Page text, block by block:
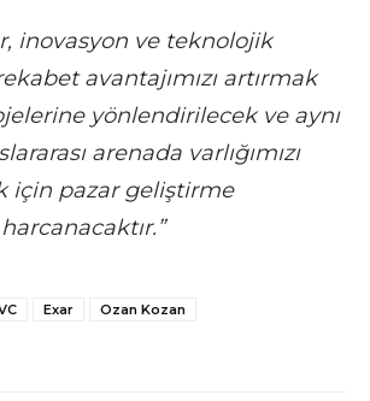
inovasyon ve teknolojik
avantajımızı artırmak
yönlendirilecek ve aynı
arenada varlığımızı
için pazar geliştirme
Exar
Ozan Kozan